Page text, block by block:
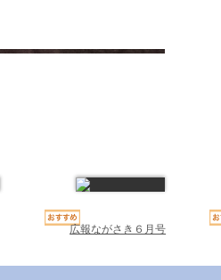
広報ながさき６月号